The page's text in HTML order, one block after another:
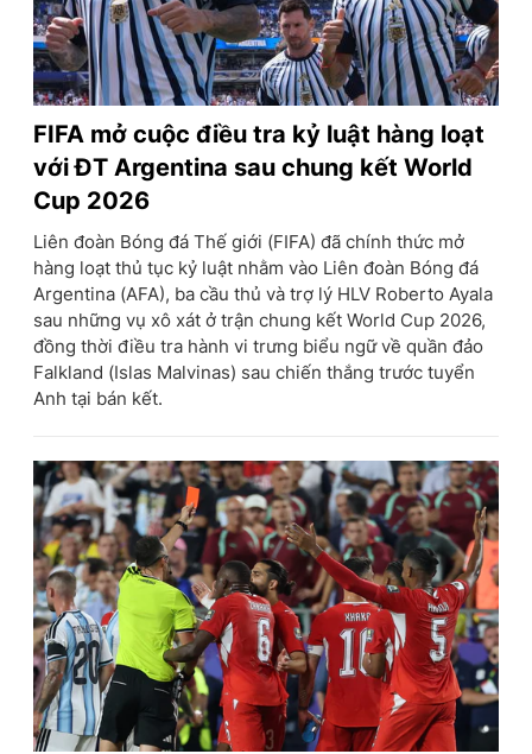
FIFA mở cuộc điều tra kỷ luật hàng loạt
với ĐT Argentina sau chung kết World
Cup 2026
Liên đoàn Bóng đá Thế giới (FIFA) đã chính thức mở
hàng loạt thủ tục kỷ luật nhằm vào Liên đoàn Bóng đá
Argentina (AFA), ba cầu thủ và trợ lý HLV Roberto Ayala
sau những vụ xô xát ở trận chung kết World Cup 2026,
đồng thời điều tra hành vi trưng biểu ngữ về quần đảo
Falkland (Islas Malvinas) sau chiến thắng trước tuyển
Anh tại bán kết.